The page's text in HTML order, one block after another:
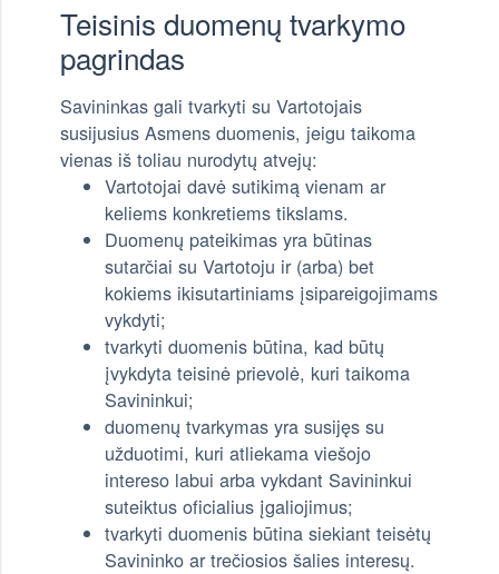
Teisinis duomenų tvarkymo
pagrindas
Savininkas gali tvarkyti su Vartotojais
susijusius Asmens duomenis, jeigu taikoma
vienas iš toliau nurodytų atvejų:
Vartotojai davė sutikimą vienam ar
keliems konkretiems tikslams.
Duomenų pateikimas yra būtinas
sutarčiai su Vartotoju ir (arba) bet
kokiems ikisutartiniams įsipareigojimams
vykdyti;
tvarkyti duomenis būtina, kad būtų
įvykdyta teisinė prievolė, kuri taikoma
Savininkui;
duomenų tvarkymas yra susijęs su
užduotimi, kuri atliekama viešojo
intereso labui arba vykdant Savininkui
suteiktus oficialius įgaliojimus;
tvarkyti duomenis būtina siekiant teisėtų
Savininko ar trečiosios šalies interesų.